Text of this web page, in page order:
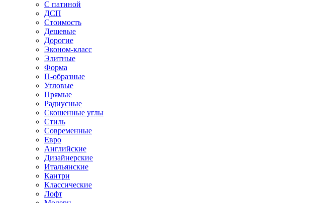
С патиной
ДСП
Стоимость
Дешевые
Дорогие
Эконом-класс
Элитные
Форма
П-образные
Угловые
Прямые
Радиусные
Скошенные углы
Стиль
Современные
Евро
Английские
Дизайнерские
Итальянские
Кантри
Классические
Лофт